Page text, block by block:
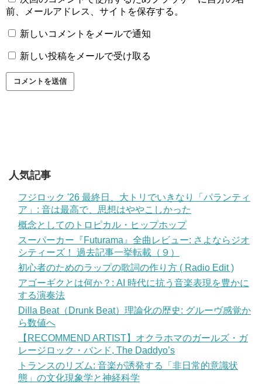
前、メールアドレス、サイトを保存する。
新しいコメントをメールで通知
新しい投稿をメールで受け取る
人気記事
フジロック '26 最終日、大トリでいきなり「パランティ
ア」: 音は最高で、思想はややこしかった
概念としてのトロピカル・ヒップホップ
スーパーカー『Futurama』全曲レビュー: さよならジオ
シティーズ！ 過去記事一挙転載（９）
初心者のためのラップの歌詞の作り方 ( Radio Edit )
アゴーギクとは何か？: AI 時代に抗う音楽表現を豊かに
する演奏法
Dilla Beat（Drunk Beat）理論化の歴史: グルーヴ感覚か
ら数値へ
【RECOMMEND ARTIST】オクラホマのガールズ・ガ
レージロック・バンド, The Daddyo’s
トランスのリズム: 音楽が誘発する「非日常的意識状
態」の文化現象学と神経科学